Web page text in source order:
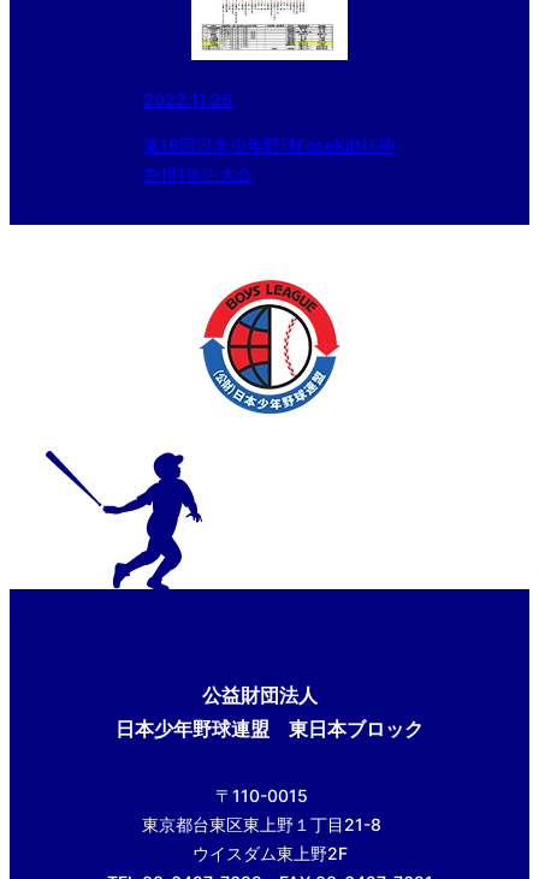
2022.11.26
第16回日本少年野球FoseKift杯神
奈川1年生大会
公益財団法人
日本少年野球連盟 東日本ブロック
〒110-0015
東京都台東区東上野１丁目21-8
ウイスダム東上野2F